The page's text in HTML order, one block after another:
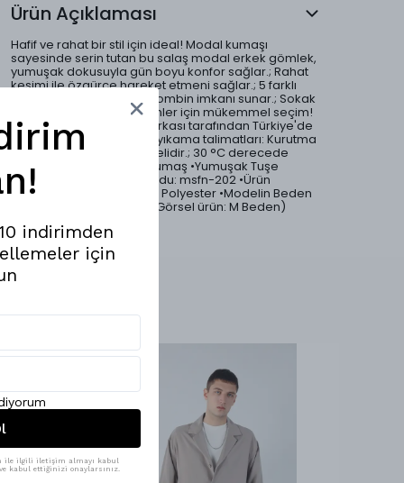
Ürün Açıklaması
Hafif ve rahat bir stil için ideal! Modal kumaşı
sayesinde serin tutan bu salaş modal erkek gömlek,
yumuşak dokusuyla gün boyu konfor sağlar.; Rahat
kesimi ile özgürce hareket etmeni sağlar.; 5 farklı
renk seçeneği ile geniş kombin imkanı sunar.; Sokak
modası ve casual kombinler için mükemmel seçim!
•Ürünlerimiz Mesfeno markası tarafından Türkiye'de
özenle üretilmiştir.; •Ürün yıkama talimatları: Kurutma
makinesi tercih edilmemelidir.; 30 °C derecede
yıkayabilirsiniz.; •Modal Kumaş •Yumuşak Tuşe
•Oversize Kesim •Ürün Kodu: msfn-202 •Ürün
Materyali: %86 Modal %14 Polyester •Modelin Beden
Ölçüleri: 1.87 Boy, 75 Kilo (Görsel ürün: M Beden)
indirimden
için
ile ilgili iletişim almayı kabul
kabul ettiğinizi onaylarsınız.